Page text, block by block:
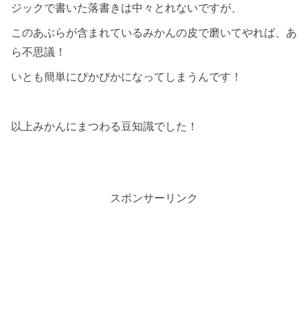
ジックで書いた落書きは中々とれないですが、
このあぶらが含まれているみかんの皮で磨いてやれば、あ
ら不思議！
いとも簡単にぴかぴかになってしまうんです！
以上みかんにまつわる豆知識でした！
スポンサーリンク